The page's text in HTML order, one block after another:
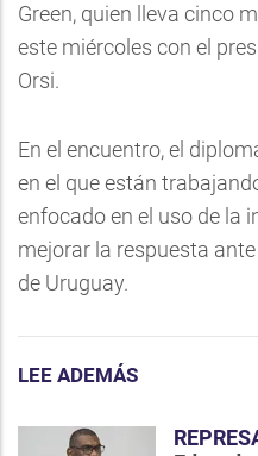
Green, quien lleva cinco
este miércoles con el
Orsi.
En el encuentro, el
en el que están
enfocado en el uso de la
mejorar la respuesta
de Uruguay.
LEE ADEMÁS